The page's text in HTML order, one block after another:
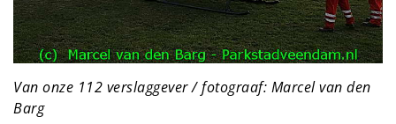
Van onze 112 verslaggever / fotograaf: Marcel van den
Barg